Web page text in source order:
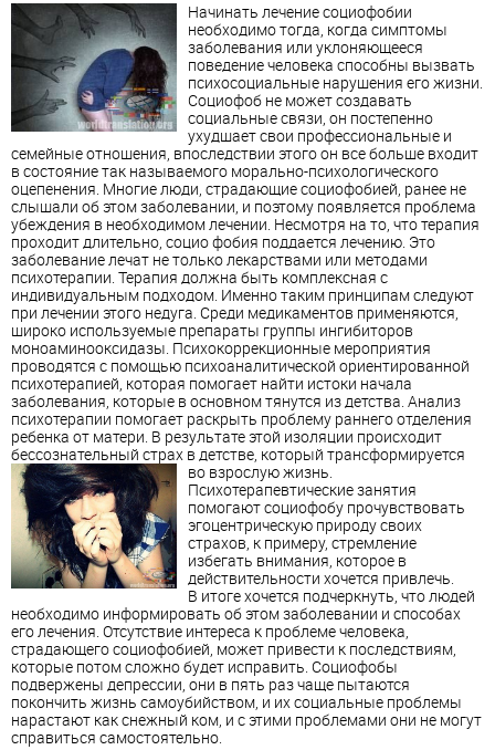
Начинать лечение социофобии
необходимо тогда, когда симптомы
заболевания или уклоняющееся
поведение человека способны вызвать
психосоциальные нарушения его жизни.
Социофоб не может создавать
социальные связи, он постепенно
ухудшает свои профессиональные и
семейные отношения, впоследствии этого он все больше входит
в состояние так называемого морально-психологического
оцепенения. Многие люди, страдающие социофобией, ранее не
слышали об этом заболевании, и поэтому появляется проблема
убеждения в необходимом лечении. Несмотря на то, что терапия
проходит длительно, социофобия поддается лечению. Это
заболевание лечат не только лекарствами или методами
психотерапии. Терапия должна быть комплексная с
индивидуальным подходом. Именно таким принципам следуют
при лечении этого недуга. Среди медикаментов применяются,
широко используемые препараты группы ингибиторов
моноаминооксидазы. Психокоррекционные мероприятия
проводятся с помощью психоаналитической ориентированной
психотерапией, которая помогает найти истоки начала
заболевания, которые в основном тянутся из детства. Анализ
психотерапии помогает раскрыть проблему раннего отделения
ребенка от матери. В результате этой изоляции происходит
бессознательный страх в детстве, который трансформируется
во взрослую жизнь.
Психотерапевтические занятия
помогают социофобу прочувствовать
эгоцентрическую природу своих
страхов, к примеру, стремление
избегать внимания, которое в
действительности хочется привлечь.
В итоге хочется подчеркнуть, что людей
необходимо информировать об этом заболевании и способах
его лечения. Отсутствие интереса к проблеме человека,
страдающего социофобией, может привести к последствиям,
которые потом сложно будет исправить. Социофобы
подвержены депрессии, они в пять раз чаще пытаются
покончить жизнь самоубийством, и их социальные проблемы
нарастают как снежный ком, и с этими проблемами они не могут
справиться самостоятельно.